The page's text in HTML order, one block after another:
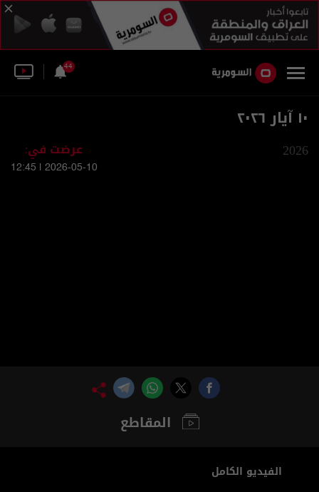
44
١٠ آيار ٢٠٢٦
2026 عرضت في:
2026-05-10 | 12:45
المقاطع
الفيديو الكامل